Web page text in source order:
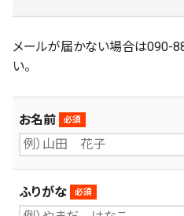
メールが届かない場合は090-
い。
お名前
ふりがな